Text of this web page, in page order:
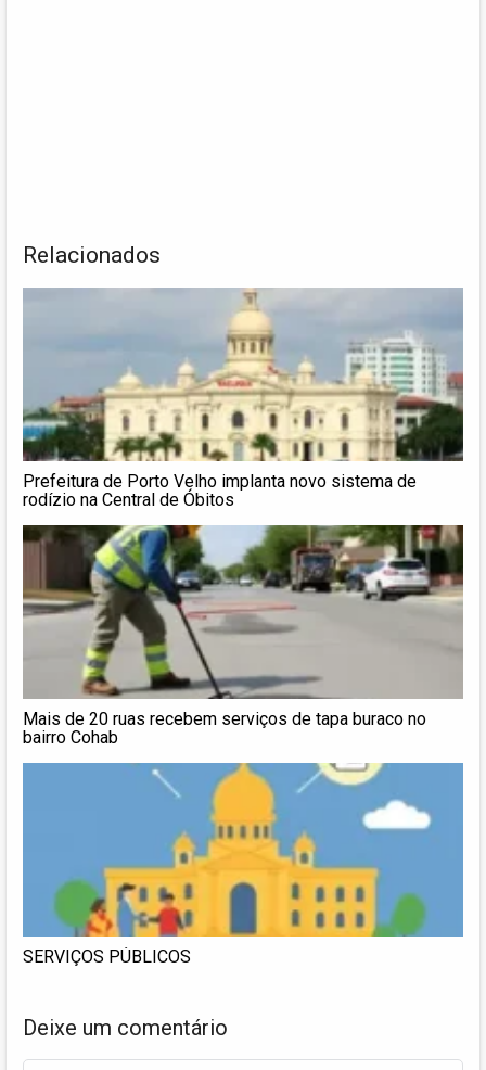
Relacionados
Prefeitura de Porto Velho implanta novo sistema de
rodízio na Central de Óbitos
Mais de 20 ruas recebem serviços de tapa buraco no
bairro Cohab
SERVIÇOS PÚBLICOS
Deixe um comentário